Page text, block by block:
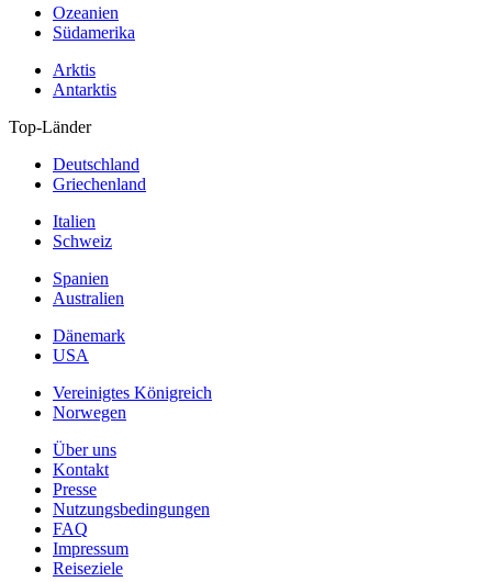
Ozeanien
Südamerika
Arktis
Antarktis
Top-Länder
Deutschland
Griechenland
Italien
Schweiz
Spanien
Australien
Dänemark
USA
Vereinigtes Königreich
Norwegen
Über uns
Kontakt
Presse
Nutzungsbedingungen
FAQ
Impressum
Reiseziele